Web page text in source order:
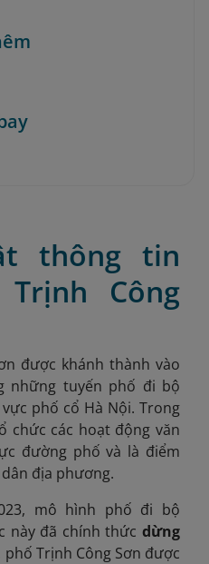
thông tin
Công
được khánh thành vào
những tuyến phố đi bộ
phố cổ Hà Nội. Trong
chức các hoạt động văn
đường phố và là điểm
địa phương.
mô hình phố đi bộ
này đã chính thức dừng
phố Trịnh Công Sơn được